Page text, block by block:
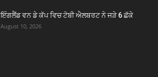
ਇੰਗਲੈਂਡ ਵਨ ਡੇ ਕੱਪ ਵਿਚ ਟੋਬੀ ਐਲਬਰਟ ਨੇ ਜੜੇ 6 ਛੱਕੇ
August 10, 2026